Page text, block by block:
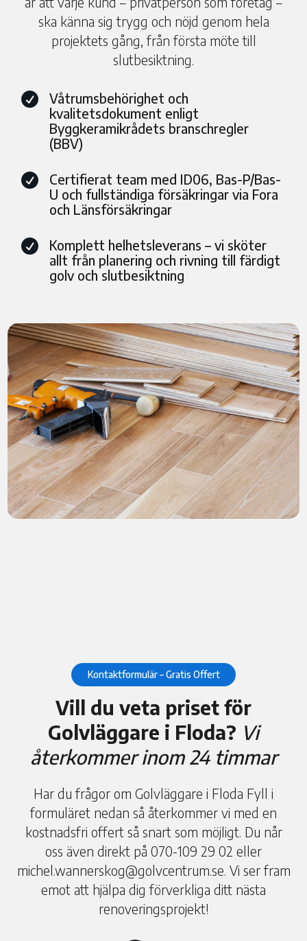
ska känna sig trygg och nöjd genom hela
projektets gång, från första möte till
slutbesiktning.

Våtrumsbehörighet och
kvalitetsdokument enligt
Byggkeramikrådets branschregler
(BBV)

Certifierat team med ID06, Bas-P/Bas-
U och fullständiga försäkringar via Fora
och Länsförsäkringar

Komplett helhetsleverans – vi sköter
allt från planering och rivning till färdigt
golv och slutbesiktning
Kontaktformulär – Gratis Offert
Vill du veta priset för
Golvläggare i Floda? Vi
återkommer inom 24 timmar
Har du frågor om Golvläggare i Floda Fyll i
formuläret nedan så återkommer vi med en
kostnadsfri offert så snart som möjligt. Du når
oss även direkt på 070-109 29 02 eller
michel.wannerskog@golvcentrum.se. Vi ser fram
emot att hjälpa dig förverkliga ditt nästa
renoveringsprojekt!